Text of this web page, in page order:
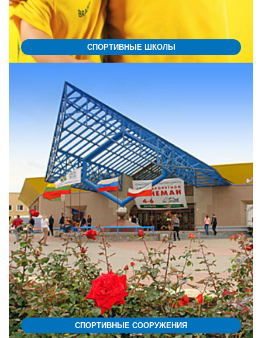
СПОРТИВНЫЕ ШКОЛЫ
СПОРТИВНЫЕ СООРУЖЕНИЯ